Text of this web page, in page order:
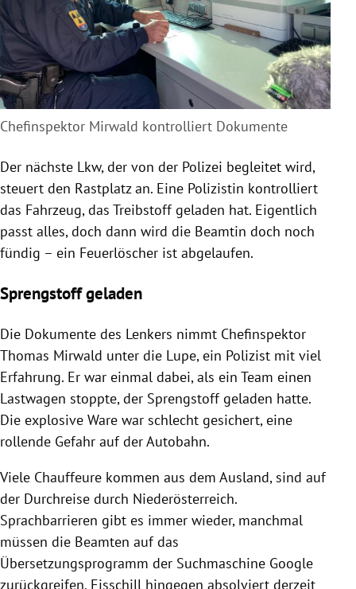
Chefinspektor Mirwald kontrolliert Dokumente
Der nächste Lkw, der von der Polizei begleitet wird,
steuert den Rastplatz an. Eine Polizistin kontrolliert
das Fahrzeug, das Treibstoff geladen hat. Eigentlich
passt alles, doch dann wird die Beamtin doch noch
fündig – ein Feuerlöscher ist abgelaufen.
Sprengstoff geladen
Die Dokumente des Lenkers nimmt Chefinspektor
Thomas Mirwald unter die Lupe, ein Polizist mit viel
Erfahrung. Er war einmal dabei, als ein Team einen
Lastwagen stoppte, der Sprengstoff geladen hatte.
Die explosive Ware war schlecht gesichert, eine
rollende Gefahr auf der Autobahn.
Viele Chauffeure kommen aus dem Ausland, sind auf
der Durchreise durch Niederösterreich.
Sprachbarrieren gibt es immer wieder, manchmal
müssen die Beamten auf das
Übersetzungsprogramm der Suchmaschine Google
zurückgreifen. Eisschill hingegen absolviert derzeit